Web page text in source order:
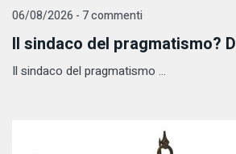
06/08/2026 - 7 commenti
Il sindaco del pragmatismo?
Il sindaco del pragmatismo ...